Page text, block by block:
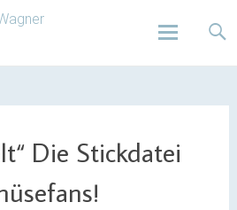
Art zu Leben | Sophia
Die Stickdatei